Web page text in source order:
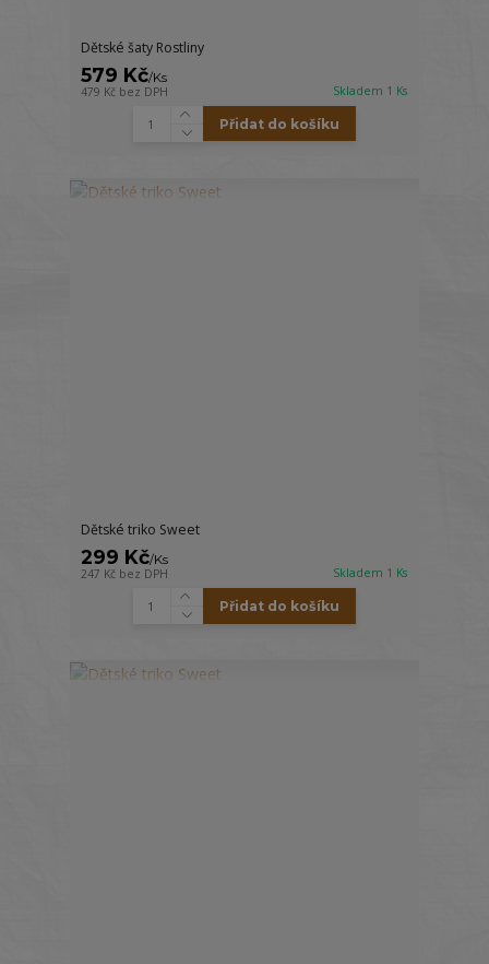
Dětské šaty Rostliny
579 Kč/Ks
479 Kč bez DPH Skladem 1 Ks
Přidat do košíku
Dětské triko Sweet
299 Kč/Ks
247 Kč bez DPH Skladem 1 Ks
Přidat do košíku